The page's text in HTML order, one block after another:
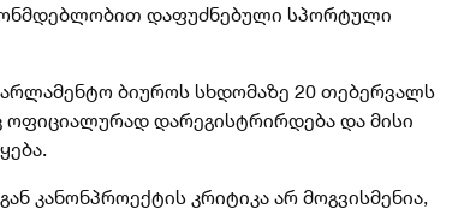
დაფუძნებული სპორტული
ბიუროს სხდომაზე 20 თებერვალს
ოფიციალურად დარეგისტრირდება და მისი
კანონპროექტის კრიტიკა არ მოგვისმენია,